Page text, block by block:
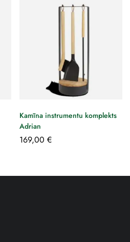
Kamīna instrumentu komplekts
Adrian
169,00 €